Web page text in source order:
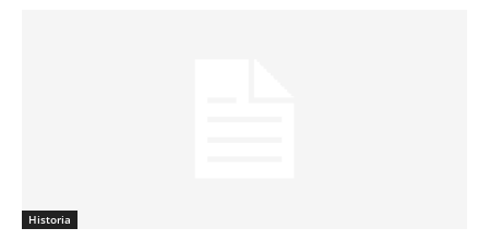
Historia